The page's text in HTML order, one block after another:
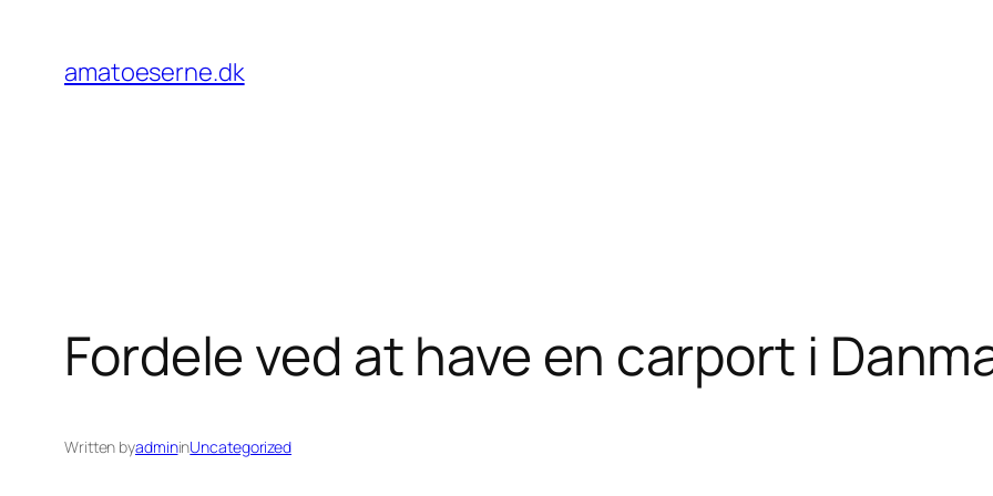
indhold
amatoeserne.dk
Fordele ved at have en carport i
Written byadmininUncategorized